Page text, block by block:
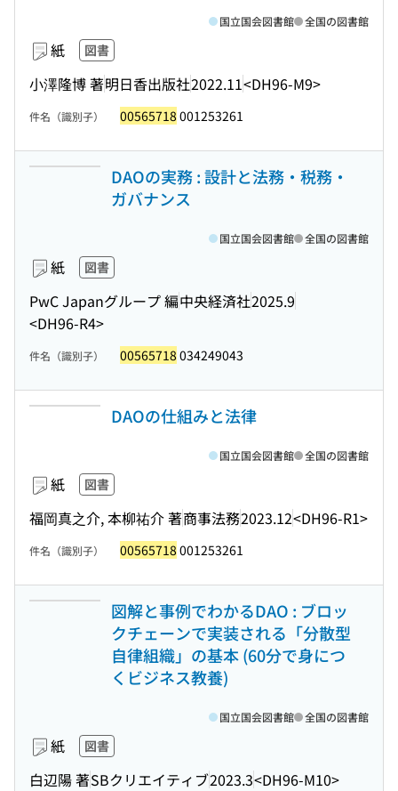
紙 図書
小澤隆博 著明日香出版社2022.11<DH96-M9>
国立国会図書館 全国の図書館
件名（識別子） 00565718 001253261
DAOの実務 : 設計と法務・税務・
ガバナンス
紙 図書
PwC Japanグループ 編中央経済社2025.9
<DH96-R4>
国立国会図書館 全国の図書館
件名（識別子） 00565718 034249043
DAOの仕組みと法律
紙 図書
福岡真之介, 本柳祐介 著商事法務2023.12<DH96-R1>
国立国会図書館 全国の図書館
件名（識別子） 00565718 001253261
図解と事例でわかるDAO : ブロッ
クチェーンで実装される「分散型
自律組織」の基本 (60分で身につ
くビジネス教養)
紙 図書
白辺陽 著SBクリエイティブ2023.3<DH96-M10>
国立国会図書館 全国の図書館